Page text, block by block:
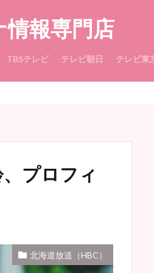
情報専門店
TBSテレビ テレビ朝日 テレビ東
プロフィ
北海道放送（HBC）